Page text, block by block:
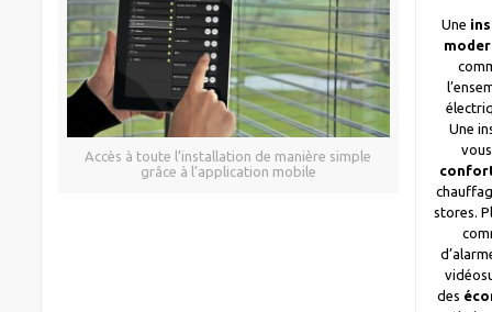
Accès à toute l’installation de manière simple
grâce à l’application mobile
Une
Une
stores.
des